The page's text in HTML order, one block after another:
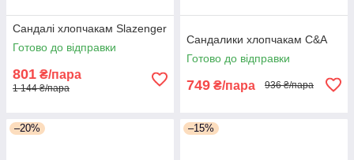
Сандалі хлопчакам Slazenger
Готово до відправки
801 ₴/пара
1 144 ₴/пара
Сандалики хлопчакам C&A
Готово до відправки
749 ₴/пара 936 ₴/пара
–20% –15%